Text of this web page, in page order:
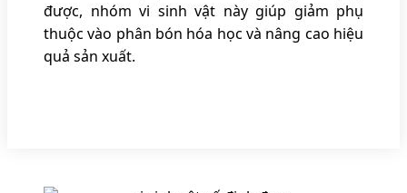
được, nhóm vi sinh vật này giúp giảm phụ
thuộc vào phân bón hóa học và nâng cao hiệu
quả sản xuất.